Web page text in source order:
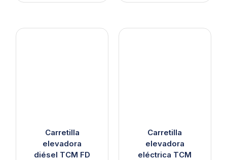
Carretilla
elevadora
diésel TCM FD
Carretilla
elevadora
eléctrica TCM